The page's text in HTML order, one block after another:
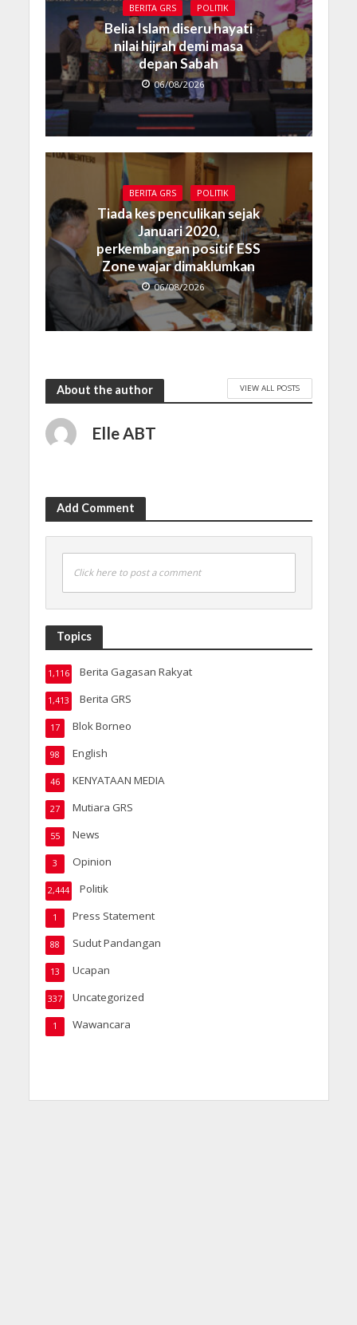
BERITA GRS POLITIK
Belia Islam diseru hayati
nilai hijrah demi masa
depan Sabah
06/08/2026
BERITA GRS POLITIK
Tiada kes penculikan sejak
Januari 2020,
perkembangan positif ESS
Zone wajar dimaklumkan
06/08/2026
About the author VIEW ALL POSTS
Elle ABT
Add Comment
Click here to post a comment
Topics
Berita Gagasan Rakyat
1,116
Berita GRS
1,413
Blok Borneo
17
English
98
KENYATAAN MEDIA
46
Mutiara GRS
27
News
55
Opinion
3
Politik
2,444
Press Statement
1
Sudut Pandangan
88
Ucapan
13
Uncategorized
337
Wawancara
1